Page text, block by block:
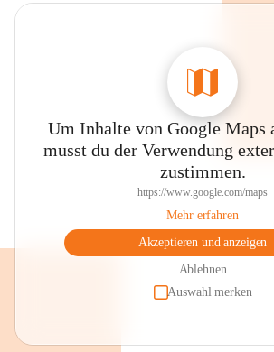
Um Inhalte von Google Maps
musst du der Verwendung
zustimmen.
https://www.google.com/maps
Mehr erfahren
Akzeptieren und anzeigen
Ablehnen
Auswahl merken